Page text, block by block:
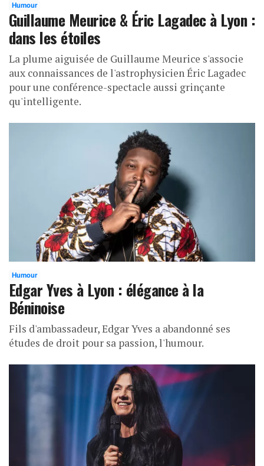
Humour
Guillaume Meurice & Éric Lagadec à Lyon :
dans les étoiles
La plume aiguisée de Guillaume Meurice s'associe
aux connaissances de l'astrophysicien Éric Lagadec
pour une conférence-spectacle aussi grinçante
qu'intelligente.
Humour
Edgar Yves à Lyon : élégance à la
Béninoise
Fils d'ambassadeur, Edgar Yves a abandonné ses
études de droit pour sa passion, l'humour.